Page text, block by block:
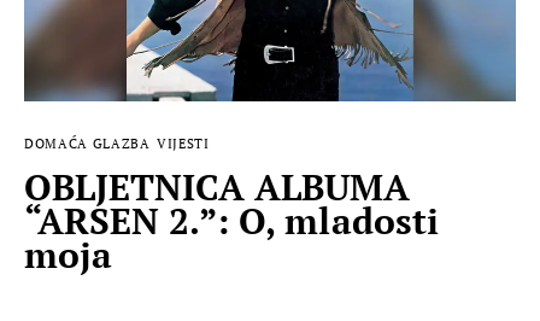
FILM
MUSIC BOX
DOMAĆA GLAZBA VIJESTI
OBLJETNICA ALBUMA
“ARSEN 2.”: O, mladosti
moja